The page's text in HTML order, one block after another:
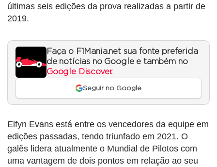
últimas seis edições da prova realizadas a partir de
2019.
Faça o F1Mania.net sua fonte preferida
de notícias no Google e também no
Google Discover.
Seguir no Google
Elfyn Evans está entre os vencedores da equipe em
edições passadas, tendo triunfado em 2021. O
galês lidera atualmente o Mundial de Pilotos com
uma vantagem de dois pontos em relação ao seu